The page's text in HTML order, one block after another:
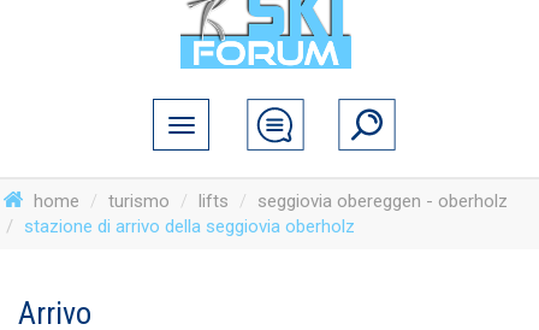
home turismo lifts
seggiovia obereggen - oberholz
stazione di arrivo della seggiovia oberholz
Arrivo